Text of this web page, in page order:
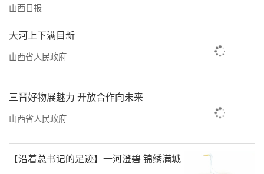
山西日报
大河上下满目新
山西省人民政府
三晋好物展魅力 开放合作向未来
山西省人民政府
【沿着总书记的足迹】一河澄碧 锦绣满城